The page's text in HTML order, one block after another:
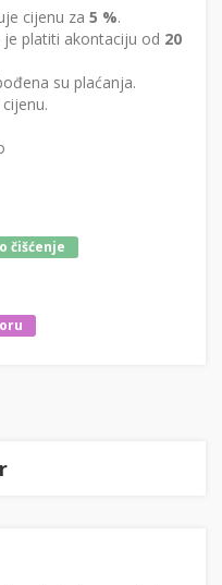
cijenu za 5 %.
platiti akontaciju od 20
su plaćanja.
čišćenje